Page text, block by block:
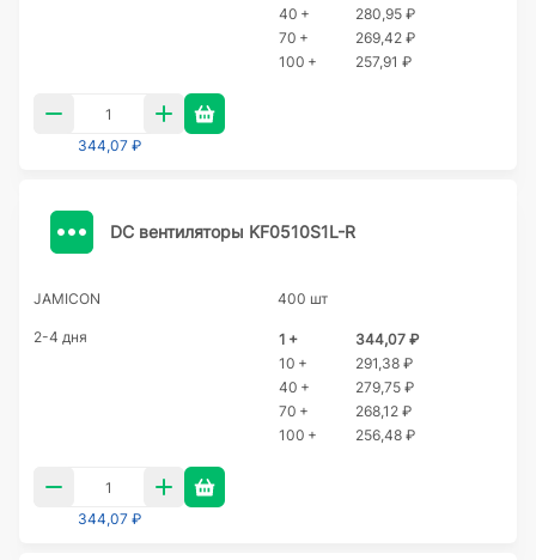
40 +
280,95 ₽
70 +
269,42 ₽
100 +
257,91 ₽
344,07 ₽
DC вентиляторы KF0510S1L-R
JAMICON 400 шт
2-4 дня 1 +
344,07 ₽
10 +
291,38 ₽
40 +
279,75 ₽
70 +
268,12 ₽
100 +
256,48 ₽
344,07 ₽